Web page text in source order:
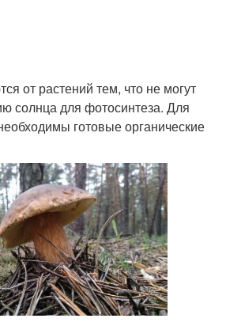
от растений тем, что не могут
солнца для фотосинтеза. Для
готовые органические